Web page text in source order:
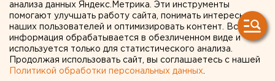
Челябинской области
возмущены требованиями
покупать рабочие тетради
за свой счет
анализа данных Яндекс.Метрика. Эти инструменты
помогают улучшать работу сайта, понимать интересы
наших пользователей и оптимизировать контент. Вся
информация обрабатывается в обезличенном виде и
используется только для статистического анализа.
Продолжая использовать сайт, вы соглашаетесь с нашей
Политикой обработки персональных данных